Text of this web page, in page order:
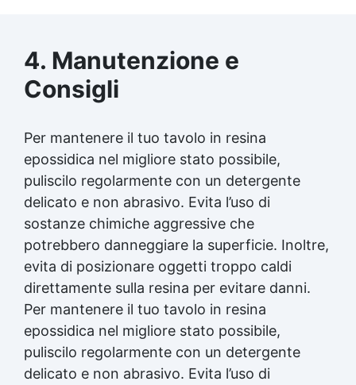
4. Manutenzione e
Consigli
Per mantenere il tuo tavolo in resina
epossidica nel migliore stato possibile,
puliscilo regolarmente con un detergente
delicato e non abrasivo. Evita l’uso di
sostanze chimiche aggressive che
potrebbero danneggiare la superficie. Inoltre,
evita di posizionare oggetti troppo caldi
direttamente sulla resina per evitare danni.
Per mantenere il tuo tavolo in resina
epossidica nel migliore stato possibile,
puliscilo regolarmente con un detergente
delicato e non abrasivo. Evita l’uso di